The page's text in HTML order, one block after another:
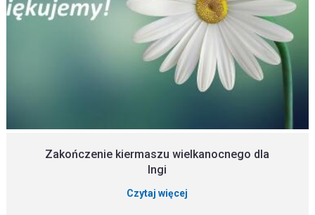
Zakończenie kiermaszu wielkanocnego dla
Ingi
Czytaj więcej